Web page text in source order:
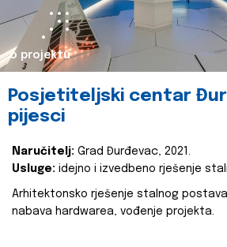
o projektu
Posjetiteljski centar
pijesci
Naručitelj: Grad Đurđevac, 2021.
Usluge: idejno i izvedbeno rješenje
Arhitektonsko rješenje stalnog
nabava hardwarea, vođenje projekta.